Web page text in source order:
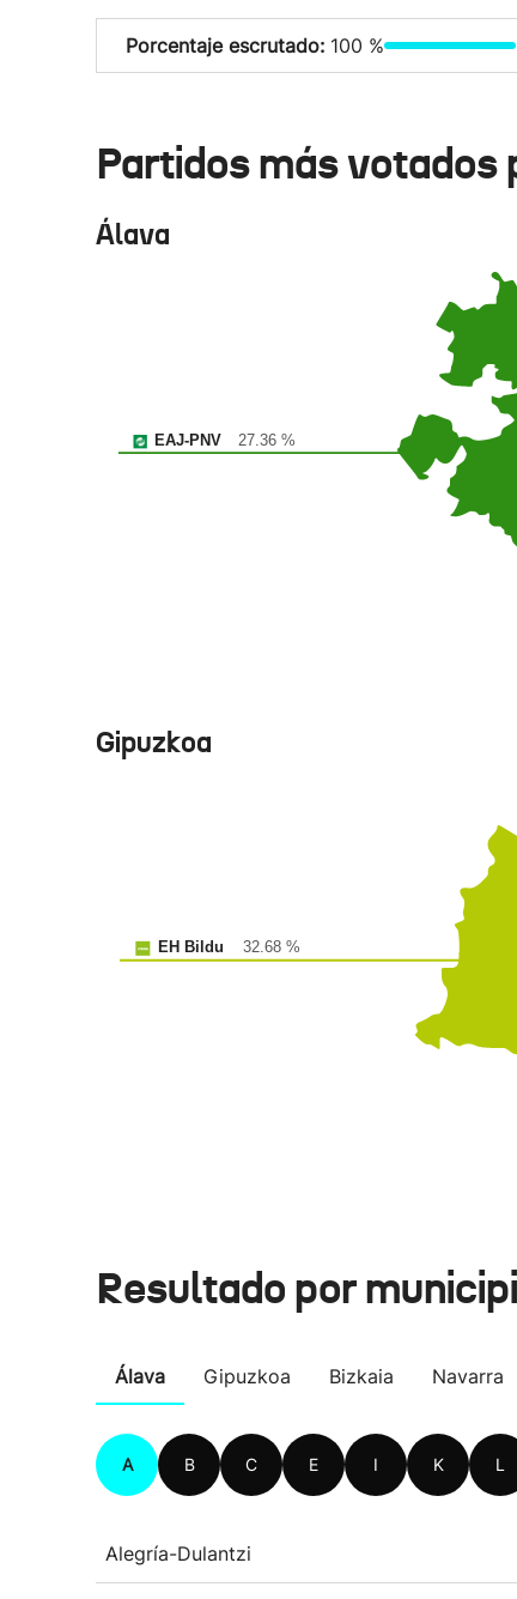
Porcentaje escrutado: 100 %
Partidos más votados
Álava
EAJ-PNV 27.36 %
Gipuzkoa
EH Bildu 32.68 %
Resultado por
Álava Gipuzkoa Bizkaia Navarra
A B C E I K L
Alegría-Dulantzi